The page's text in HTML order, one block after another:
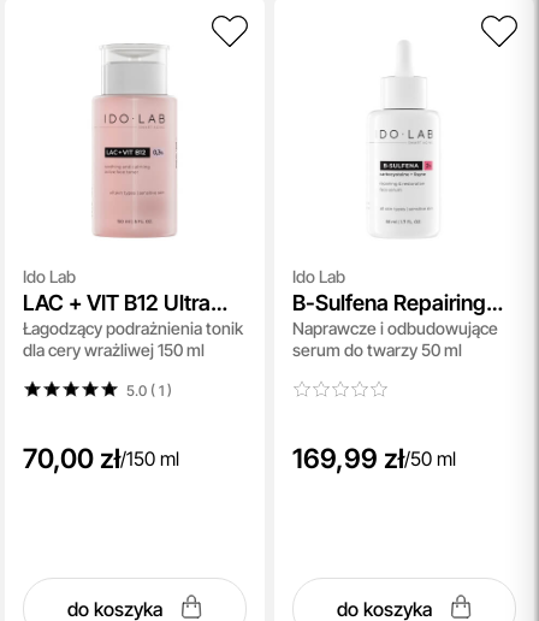
Ido Lab
LAC + VIT B12 Ultra
Hydrating Active Face
Toner
Łagodzący podrażnienia tonik
dla cery wrażliwej 150 ml
5.0 ( 1)
70,00 zł/150 ml
do koszyka
Ido Lab
B-Sulfena Repairing
And Restorative Face
Serum
Naprawcze i odbudowujące
serum do twarzy 50 ml
169,99 zł/50 ml
do koszyka